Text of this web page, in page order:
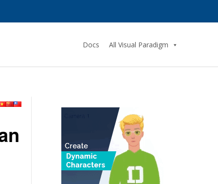
Docs All Visual Paradigm